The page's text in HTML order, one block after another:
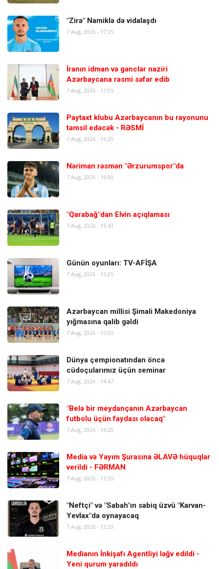
"Zirə" Namiklə də vidalaşdı
7 Aug, 2026 - 17:35
İranın idman və gənclər naziri
Azərbaycana rəsmi səfər edib
7 Aug, 2026 - 17:05
Paytaxt klubu Azərbaycanın bu rayonunu
təmsil edəcək - RƏSMİ
7 Aug, 2026 - 16:20
Nəriman rəsmən "Ərzurumspor"da
7 Aug, 2026 - 16:00
"Qarabağ"dan Elvin açıqlaması
7 Aug, 2026 - 15:43
Günün oyunları: TV-AFİŞA
7 Aug, 2026 - 15:25
Azərbaycan millisi Şimali Makedoniya
yığmasına qalib gəldi
7 Aug, 2026 - 15:05
Dünya çempionatından öncə
cüdoçularımız üçün seminar
7 Aug, 2026 - 14:47
"Belə bir meydançanın Azərbaycan
futbolu üçün faydası olacaq"
7 Aug, 2026 - 14:20
Media və Yayım Şurasına ƏLAVƏ hüquqlar
verildi - FƏRMAN
7 Aug, 2026 - 13:55
"Neftçi" və "Sabah"ın sabiq üzvü "Karvan-
Yevlax"da oynayacaq
7 Aug, 2026 - 13:33
Medianın İnkişafı Agentliyi ləğv edildi -
Yeni qurum yaradıldı